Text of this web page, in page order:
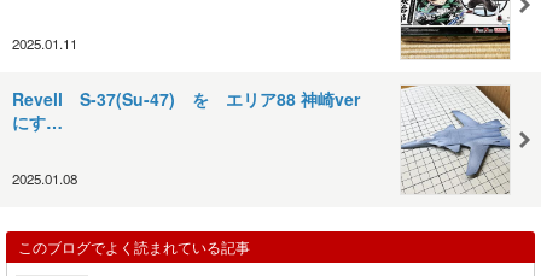
2025.01.11
Revell S-37(Su-47) を エリア88 神崎ver
にす…
2025.01.08
このブログでよく読まれている記事